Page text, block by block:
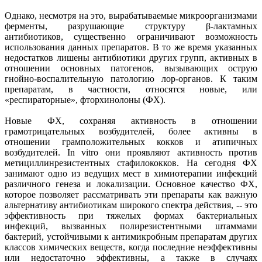
Однако, несмотря на это, вырабатываемые микроорганизмами
ферменты, разрушающие структуру β-лактамных
антибиотиков, существенно ограничивают возможность
использования данных препаратов. В то же время указанных
недостатков лишены антибиотики других групп, активных в
отношении основных патогенов, вызывающих острую
гнойно-воспалительную патологию лор-органов. К таким
препаратам, в частности, относятся новые, или
«респираторные», фторхинолоны (ФХ).
Новые ФХ, сохраняя активность в отношении
грамотрицательных возбудителей, более активны в
отношении грамположительных кокков и атипичных
возбудителей. In vitro они проявляют активность против
метициллинрезистентных стафилококков. На сегодня ФХ
занимают одно из ведущих мест в химиотерапии инфекций
различного генеза и локализации. Основное качество ФХ,
которое позволяет рассматривать эти препараты как важную
альтернативу антибиотикам широкого спектра действия, -- это
эффективность при тяжелых формах бактериальных
инфекций, вызванных полирезистентными штаммами
бактерий, устойчивыми к антимикробным препаратам других
классов химических веществ, когда последние неэффективны
или недостаточно эффективны, а также в случаях